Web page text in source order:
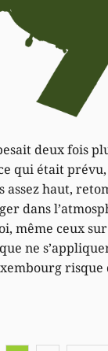
deux fois
qui était
assez haut,
dans
même ceux
ne
risque